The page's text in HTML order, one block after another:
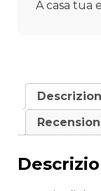
A casa tua